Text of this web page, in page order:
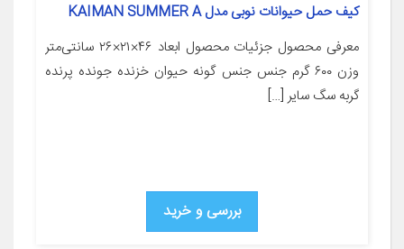
کیف حمل حیوانات نوبی مدل KAIMAN SUMMER A
معرفی محصول جزئیات محصول ابعاد ۴۶×۲۱×۲۶ سانتی‌متر
وزن ۶۰۰ گرم جنس جنس گونه حیوان خزنده جونده پرنده
گربه سگ سایر […]
بررسی و خرید